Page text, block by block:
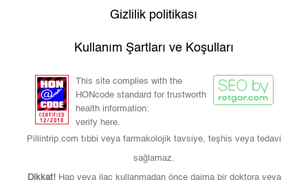
Gizlilik politikası
Kullanım Şartları ve Koşulları
This site complies with the
HONcode standard for trustworth
health information:
verify here.
Pillintrip.com tıbbi veya farmakolojik tavsiye, teşhis veya tedavi
sağlamaz.
Dikkat! Hap veya ilaç kullanmadan önce daima bir doktora veya